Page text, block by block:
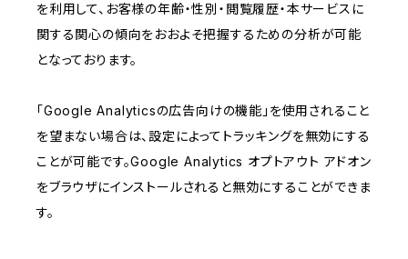
を利用して、お客様の年齢・性別・閲覧履歴・本サービスに
関する関心の傾向をおおよそ把握するための分析が可能
となっております。
「Google Analyticsの広告向けの機能」を使用されること
を望まない場合は、設定によってトラッキングを無効にする
ことが可能です。Google Analytics オプトアウト アドオン
をブラウザにインストールされると無効にすることができま
す。